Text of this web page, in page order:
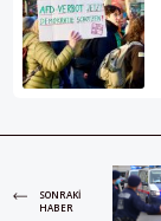
SONRAKI
HABER